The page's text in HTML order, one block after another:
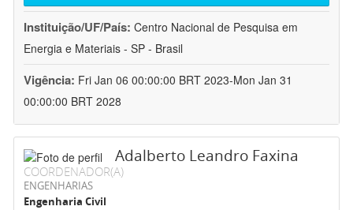
Instituição/UF/País: Centro Nacional de Pesquisa em
Energia e Materiais - SP - Brasil
Vigência: Fri Jan 06 00:00:00 BRT 2023-Mon Jan 31
00:00:00 BRT 2028
Adalberto Leandro Faxina
COORDENADOR(A)
ENGENHARIAS
Engenharia Civil